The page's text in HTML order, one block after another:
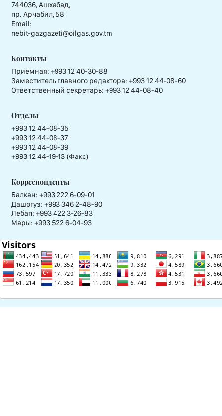
744036, Ашхабад,
пр. Арчабил, 58
Email:
nebit-gazgazeti@oilgas.gov.tm
Контакты
Приёмная: +993 12 40-30-88
Заместитель главного редактора: +993 12 44-08-60
Ответственный секретарь: +993 12 44-08-40
Отделы
+993 12 44-08-35
+993 12 44-08-37
+993 12 44-08-39
+993 12 44-19-13 (Факс)
Корреспонденты
Балкан: +993 222 6-09-01
Дашогуз: +993 346 2-48-90
Лебап: +993 422 3-26-83
Мары: +993 522 6-04-93